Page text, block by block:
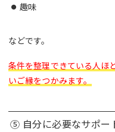
趣味
などです。
条件を整理できている人ほ
いご縁をつかみます。
⑤ 自分に必要なサポー